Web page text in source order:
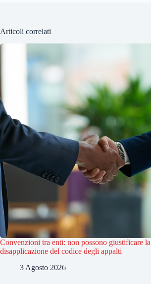
Articoli correlati
Convenzioni tra enti: non possono giustificare la
disapplicazione del codice degli appalti
3 Agosto 2026